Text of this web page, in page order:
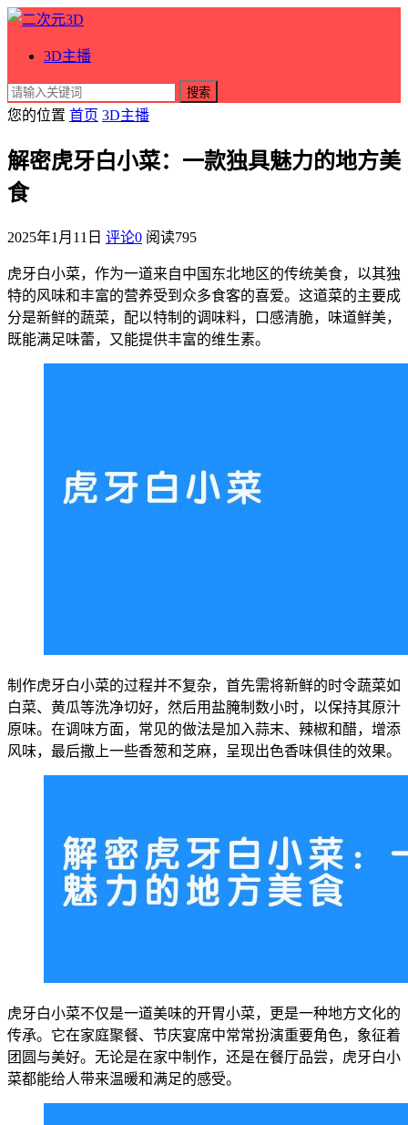
3D主播
搜索
您的位置 首页 3D主播
解密虎牙白小菜：一款独具魅力的地方美
食
2025年1月11日 评论0 阅读795
虎牙白小菜，作为一道来自中国东北地区的传统美食，以其独
特的风味和丰富的营养受到众多食客的喜爱。这道菜的主要成
分是新鲜的蔬菜，配以特制的调味料，口感清脆，味道鲜美，
既能满足味蕾，又能提供丰富的维生素。
制作虎牙白小菜的过程并不复杂，首先需将新鲜的时令蔬菜如
白菜、黄瓜等洗净切好，然后用盐腌制数小时，以保持其原汁
原味。在调味方面，常见的做法是加入蒜末、辣椒和醋，增添
风味，最后撒上一些香葱和芝麻，呈现出色香味俱佳的效果。
虎牙白小菜不仅是一道美味的开胃小菜，更是一种地方文化的
传承。它在家庭聚餐、节庆宴席中常常扮演重要角色，象征着
团圆与美好。无论是在家中制作，还是在餐厅品尝，虎牙白小
菜都能给人带来温暖和满足的感受。